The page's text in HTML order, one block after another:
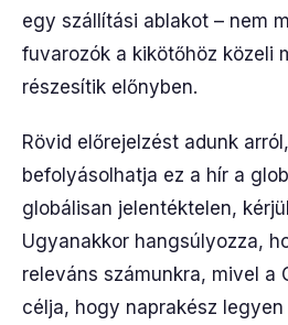
egy szállítási ablakot – nem
fuvarozók a kikötőhöz közeli
részesítik előnyben.
Rövid előrejelzést adunk
befolyásolhatja ez a hír a
globálisan jelentéktelen,
Ugyanakkor hangsúlyozza,
releváns számunkra, mivel a
célja, hogy naprakész